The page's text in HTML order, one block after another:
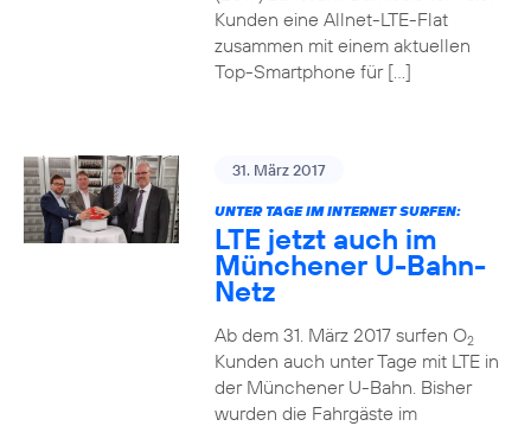
Kunden eine Allnet-LTE-Flat
zusammen mit einem aktuellen
Top-Smartphone für […]
31. März 2017
UNTER TAGE IM INTERNET SURFEN:
LTE jetzt auch im
Münchener U-Bahn-
Netz
Ab dem 31. März 2017 surfen O2
Kunden auch unter Tage mit LTE in
der Münchener U-Bahn. Bisher
wurden die Fahrgäste im